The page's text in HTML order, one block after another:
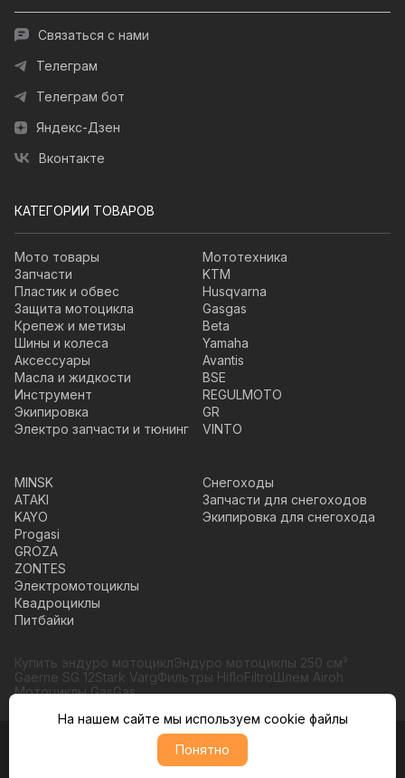
Связаться с нами
Телеграм
Телеграм бот
Яндекс-Дзен
Вконтакте
КАТЕГОРИИ ТОВАРОВ
Мото товары
Запчасти
Пластик и обвес
Защита мотоцикла
Крепеж и метизы
Шины и колеса
Аксессуары
Масла и жидкости
Инструмент
Экипировка
Электро запчасти и тюнинг
Мототехника
KTM
Husqvarna
Gasgas
Beta
Yamaha
Avantis
BSE
REGULMOTO
GR
VINTO
MINSK
ATAKI
KAYO
Progasi
GROZA
ZONTES
Электромотоциклы
Квадроциклы
Питбайки
Снегоходы
Запчасти для снегоходов
Экипировка для снегохода
Купить эндуро мотоциклЭндуро мотоциклы 250 см³
Gaerne SG 12Stark VargФильтры HifloFiltroШлем Airoh
Мотоциклы GasGas
© Moto365, Все права защищены
Политика обратботки персональных данных
На нашем сайте мы используем cookie файлы
Понятно